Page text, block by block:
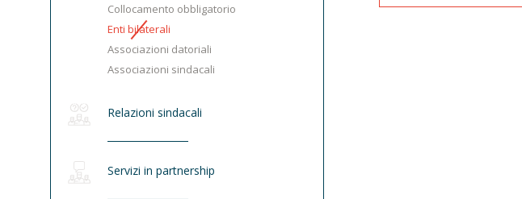
Collocamento obbligatorio
Enti bilaterali
Associazioni datoriali
Associazioni sindacali
Relazioni sindacali
Servizi in partnership